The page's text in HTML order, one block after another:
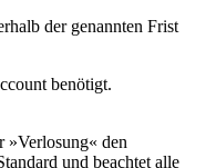
der genannten Frist
benötigt.
»Verlosung« den
und beachtet alle